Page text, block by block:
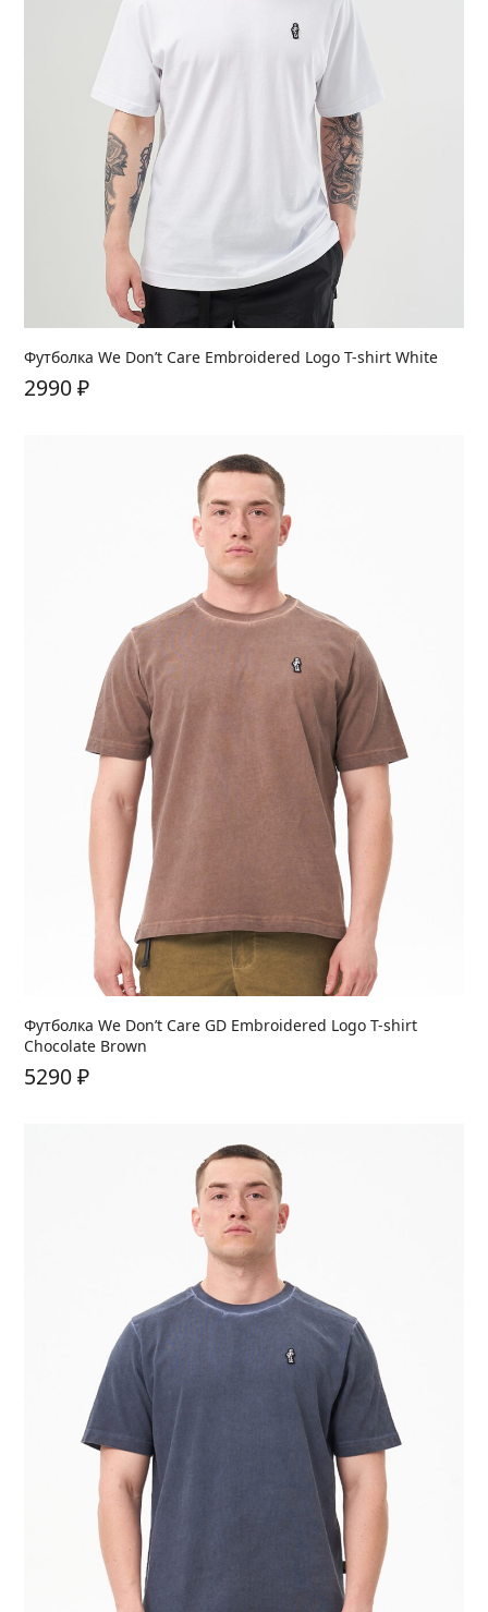
Футболка We Don’t Care Embroidered Logo T-shirt White
2990₽
Футболка We Don’t Care GD Embroidered Logo T-shirt
Chocolate Brown
5290₽